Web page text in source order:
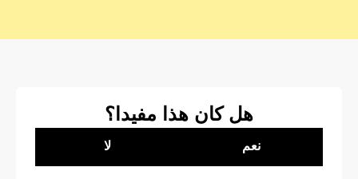
هل كان هذا مفيدا؟
نعم لا